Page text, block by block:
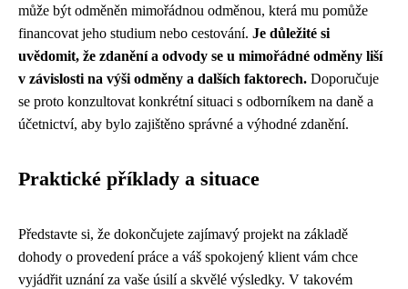
může být odměněn mimořádnou odměnou, která mu pomůže
financovat jeho studium nebo cestování. Je důležité si
uvědomit, že zdanění a odvody se u mimořádné odměny liší
v závislosti na výši odměny a dalších faktorech. Doporučuje
se proto konzultovat konkrétní situaci s odborníkem na daně a
účetnictví, aby bylo zajištěno správné a výhodné zdanění.
Praktické příklady a situace
Představte si, že dokončujete zajímavý projekt na základě
dohody o provedení práce a váš spokojený klient vám chce
vyjádřit uznání za vaše úsilí a skvělé výsledky. V takovém